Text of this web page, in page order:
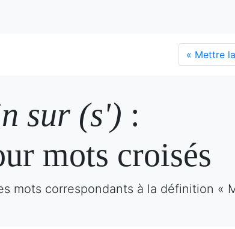
« Mettre
sur (s') :
mots croisés
mots correspondants à la définition «